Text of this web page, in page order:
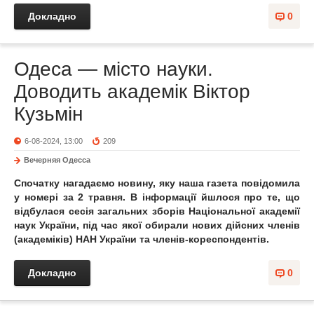
0
Докладно
Одеса — місто науки.
Доводить академік Віктор
Кузьмін
6-08-2024, 13:00 209
Вечерняя Одесса
Спочатку нагадаємо новину, яку наша газета повідомила
у номері за 2 травня. В інформації йшлося про те, що
відбулася сесія загальних зборів Національної академії
наук України, під час якої обирали нових дійсних членів
(академіків) НАН України та членів-кореспондентів.
0
Докладно